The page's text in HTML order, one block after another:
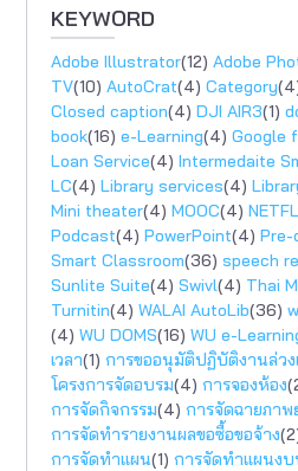
KEYWORD
Adobe Illustrator(12) Adobe
TV(10) AutoCrat(4) Category
Closed caption(4) DJI AIR3(1)
book(16) e-Learning(4) Google
Loan Service(4) Intermedaite
LC(4) Library services(4)
Mini theater(4) MOOC(4)
Podcast(4) PowerPoint(4) Pre-
Smart Classroom(36) speech
Sunlite Suite(4) Swivl(4) Thai
Turnitin(4) WALAI AutoLib(36)
(4) WU DOMS(16) WU e-
เวลา(1) การขออนุมัติปฏิบัติงานล่วง
โครงการจัดอบรม(4) การจองห้อง
การจัดกิจกรรม(4) การจัดฉายภา
การจัดทำรายงานผลขอซื้อขอจ้าง
การจัดทำแผน(1) การจัดทำแผนง